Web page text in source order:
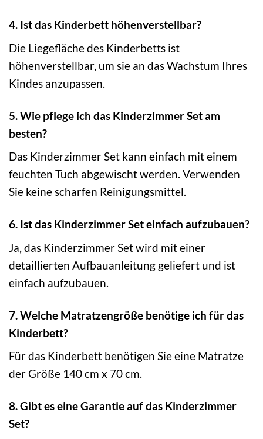
4. Ist das Kinderbett höhenverstellbar?
Die Liegefläche des Kinderbetts ist
höhenverstellbar, um sie an das Wachstum Ihres
Kindes anzupassen.
5. Wie pflege ich das Kinderzimmer Set am
besten?
Das Kinderzimmer Set kann einfach mit einem
feuchten Tuch abgewischt werden. Verwenden
Sie keine scharfen Reinigungsmittel.
6. Ist das Kinderzimmer Set einfach aufzubauen?
Ja, das Kinderzimmer Set wird mit einer
detaillierten Aufbauanleitung geliefert und ist
einfach aufzubauen.
7. Welche Matratzengröße benötige ich für das
Kinderbett?
Für das Kinderbett benötigen Sie eine Matratze
der Größe 140 cm x 70 cm.
8. Gibt es eine Garantie auf das Kinderzimmer
Set?